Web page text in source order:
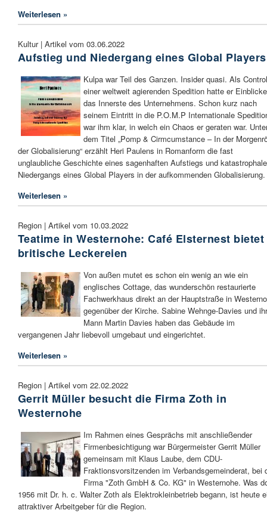
Weiterlesen »
Kultur | Artikel vom 03.06.2022
Aufstieg und Niedergang eines Global Players
Kulpa war Teil des Ganzen. Insider quasi. Als
einer weltweit agierenden Spedition hatte er
das Innerste des Unternehmens. Schon kurz nach
seinem Eintritt in die P.O.M.P Internationale
war ihm klar, in welch ein Chaos er geraten war.
dem Titel „Pomp & Cirmcumstance – In der
der Globalisierung“ erzählt Heri Paulens in Romanform die fast
unglaubliche Geschichte eines sagenhaften Aufstiegs und
Niedergangs eines Global Players in der aufkommenden Globalisierung.
Weiterlesen »
Region | Artikel vom 10.03.2022
Teatime in Westernohe: Café Elsternest bietet
britische Leckereien
Von außen mutet es schon ein wenig an wie ein
englisches Cottage, das wunderschön restaurierte
Fachwerkhaus direkt an der Hauptstraße in
gegenüber der Kirche. Sabine Wehnge-Davies und ihr
Mann Martin Davies haben das Gebäude im
vergangenen Jahr liebevoll umgebaut und eingerichtet.
Weiterlesen »
Region | Artikel vom 22.02.2022
Gerrit Müller besucht die Firma Zoth in
Westernohe
Im Rahmen eines Gesprächs mit anschließender
Firmenbesichtigung war Bürgermeister Gerrit Müller
gemeinsam mit Klaus Laube, dem CDU-
Fraktionsvorsitzenden im Verbandsgemeinderat, bei
Firma "Zoth GmbH & Co. KG" in Westernohe. Was
1956 mit Dr. h. c. Walter Zoth als Elektrokleinbetrieb begann, ist heute
attraktiver Arbeitgeber für die Region.